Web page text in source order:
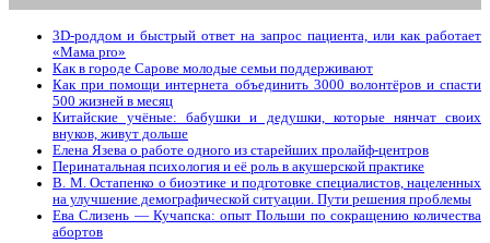
3D-роддом и быстрый ответ на запрос пациента, или как работает
«Мама prо»
Как в городе Сарове молодые семьи поддерживают
Как при помощи интернета объединить 3000 волонтёров и спасти
500 жизней в месяц
Китайские учёные: бабушки и дедушки, которые нянчат своих
внуков, живут дольше
Елена Язева о работе одного из старейших пролайф-центров
Перинатальная психология и её роль в акушерской практике
В. М. Остапенко о биоэтике и подготовке специалистов, нацеленных
на улучшение демографической ситуации. Пути решения проблемы
Ева Слизень — Кучапска: опыт Польши по сокращению количества
абортов